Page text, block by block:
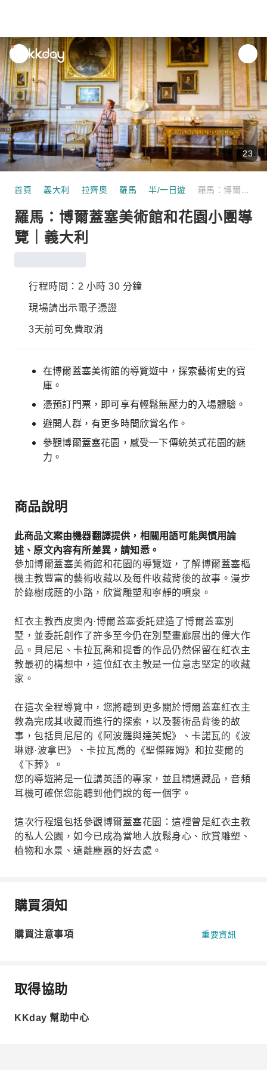
unread
notifications
23
首頁 義大利 拉齊奧 羅馬 半/一日遊
羅馬：博爾蓋塞美術館和花園小團導
覽｜義大利
行程時間：2 小時 30 分鐘
現場請出示電子憑證
3天前可免費取消
在博爾蓋塞美術館的導覽遊中，探索藝術史的寶
庫。
憑預訂門票，即可享有輕鬆無壓力的入場體驗。
避開人群，有更多時間欣賞名作。
參觀博爾蓋塞花園，感受一下傳統英式花園的魅
力。
商品說明
此商品文案由機器翻譯提供，相關用語可能與慣用論
述、原文內容有所差異，請知悉。
參加博爾蓋塞美術館和花園的導覽遊，了解博爾蓋塞樞
機主教豐富的藝術收藏以及每件收藏背後的故事。漫步
於綠樹成蔭的小路，欣賞雕塑和寧靜的噴泉。
紅衣主教西皮奧內·博爾蓋塞委託建造了博爾蓋塞別
墅，並委託創作了許多至今仍在別墅畫廊展出的偉大作
品。貝尼尼、卡拉瓦喬和提香的作品仍然保留在紅衣主
教最初的構想中，這位紅衣主教是一位意志堅定的收藏
家。
在這次全程導覽中，您將聽到更多關於博爾蓋塞紅衣主
教為完成其收藏而進行的探索，以及藝術品背後的故
事，包括貝尼尼的《阿波羅與達芙妮》、卡諾瓦的《波
琳娜·波拿巴》、卡拉瓦喬的《聖傑羅姆》和拉斐爾的
《下葬》。
您的導遊將是一位講英語的專家，並且精通藏品，音頻
耳機可確保您能聽到他們說的每一個字。
這次行程還包括參觀博爾蓋塞花園：這裡曾是紅衣主教
的私人公園，如今已成為當地人放鬆身心、欣賞雕塑、
植物和水景、遠離塵囂的好去處。
購買須知
購買注意事項 重要資訊
取得協助
KKday 幫助中心